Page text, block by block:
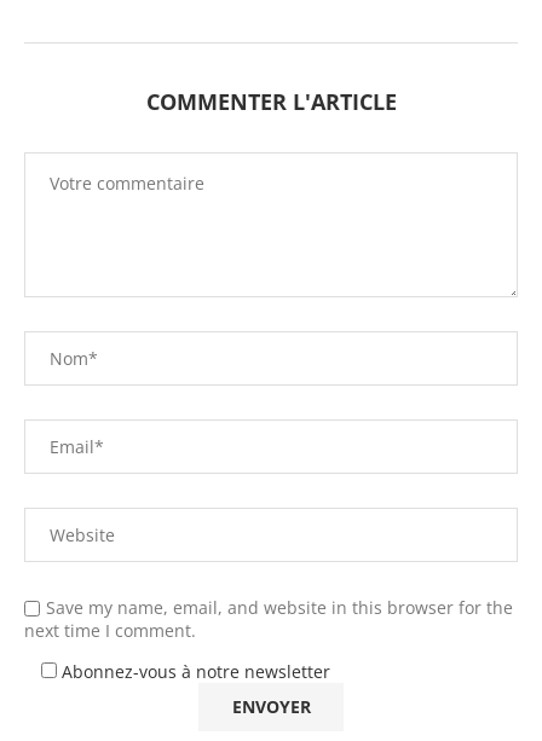
COMMENTER L'ARTICLE
Save my name, email, and website in this browser for the
next time I comment.
Abonnez-vous à notre newsletter